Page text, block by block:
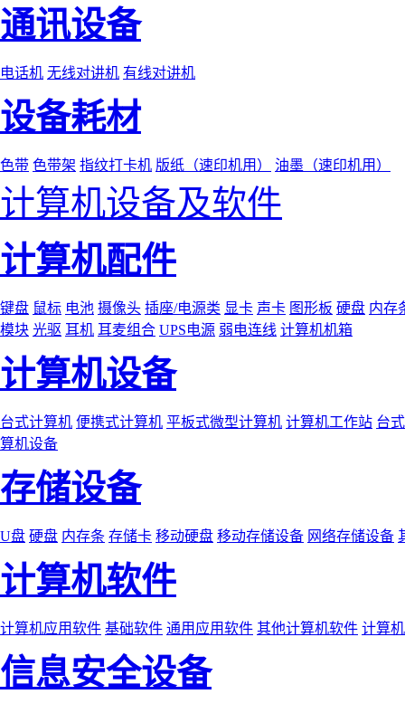
通讯设备
电话机 无线对讲机 有线对讲机
设备耗材
色带 色带架 指纹打卡机 版纸（速印机用） 油墨（速印机用）
计算机设备及软件
计算机配件
键盘 鼠标 电池 摄像头 插座/电源类 显卡 声卡 图形板 硬盘 内存
模块 光驱 耳机 耳麦组合 UPS电源 弱电连线 计算机机箱
计算机设备
台式计算机 便携式计算机 平板式微型计算机 计算机工作站 台
算机设备
存储设备
U盘 硬盘 内存条 存储卡 移动硬盘 移动存储设备 网络存储设备
计算机软件
计算机应用软件 基础软件 通用应用软件 其他计算机软件 计算
信息安全设备